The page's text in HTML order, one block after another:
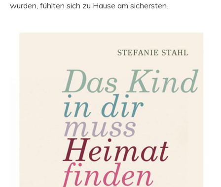
wurden, fühlten sich zu Hause am sichersten.